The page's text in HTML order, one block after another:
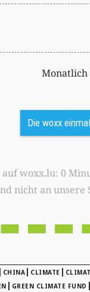
Monatlich
Die woxx
werden nur in Ihrem Browser
nicht an
| CHINA | CLIMATE |
| GREEN CLIMATE FUND |